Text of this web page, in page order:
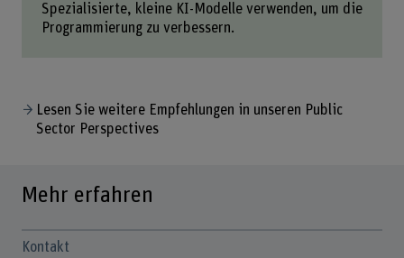
Spezialisierte, kleine KI-Modelle verwenden, um die
Programmierung zu verbessern.
Lesen Sie weitere Empfehlungen in unseren Public
Sector Perspectives
Mehr erfahren
Kontakt